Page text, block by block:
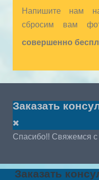
Напишите нам
сбросим вам
совершенно
Заказать
Спасибо!! Свяжемся с
Заказать